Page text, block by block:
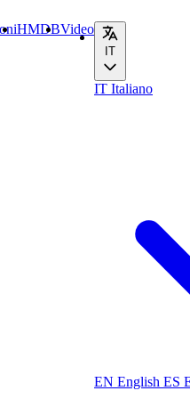
HMDBVideo
IT
IT Italiano
EN English ES